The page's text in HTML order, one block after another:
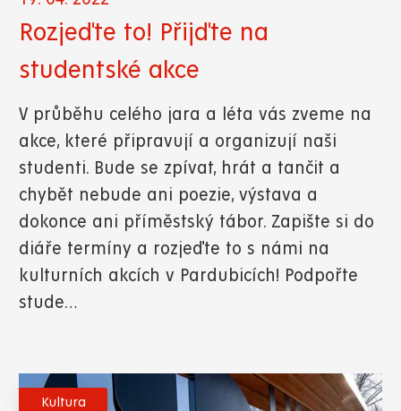
Rozjeďte to! Přijďte na
studentské akce
V průběhu celého jara a léta vás zveme na
akce, které připravují a organizují naši
studenti. Bude se zpívat, hrát a tančit a
chybět nebude ani poezie, výstava a
dokonce ani příměstský tábor. Zapište si do
diáře termíny a rozjeďte to s námi na
kulturních akcích v Pardubicích! Podpořte
stude…
Kultura